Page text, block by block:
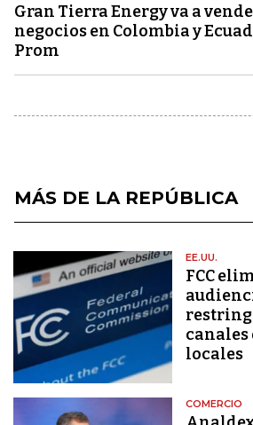
Gran Tierra Energy va a
negocios en Colombia y
Prom
MÁS DE LA REPÚBLICA
EE.UU.
FCC
canales
locales
COMERCIO